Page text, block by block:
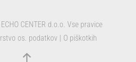
CENTER d.o.o. Vse pravice
os. podatkov O piškotkih